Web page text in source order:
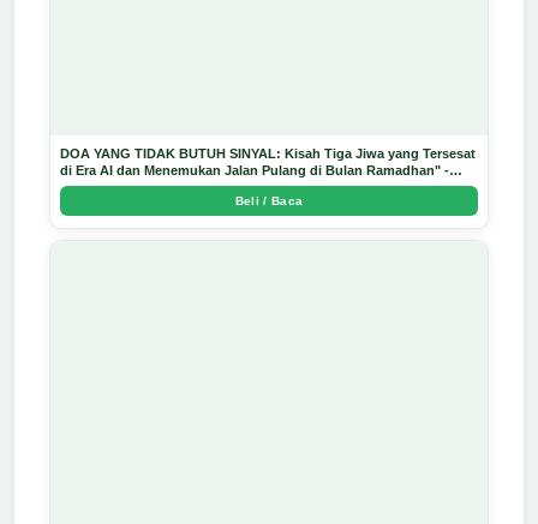
DOA YANG TIDAK BUTUH SINYAL: Kisah Tiga Jiwa yang Tersesat
di Era AI dan Menemukan Jalan Pulang di Bulan Ramadhan" -
Arda Dinata
Beli / Baca